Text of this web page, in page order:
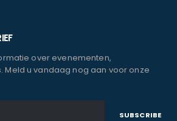
over evenementen,
Meld u vandaag nog aan voor onze